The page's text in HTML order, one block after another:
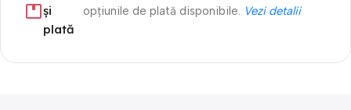
și
plată
opțiunile de plată disponibile. Vezi detalii